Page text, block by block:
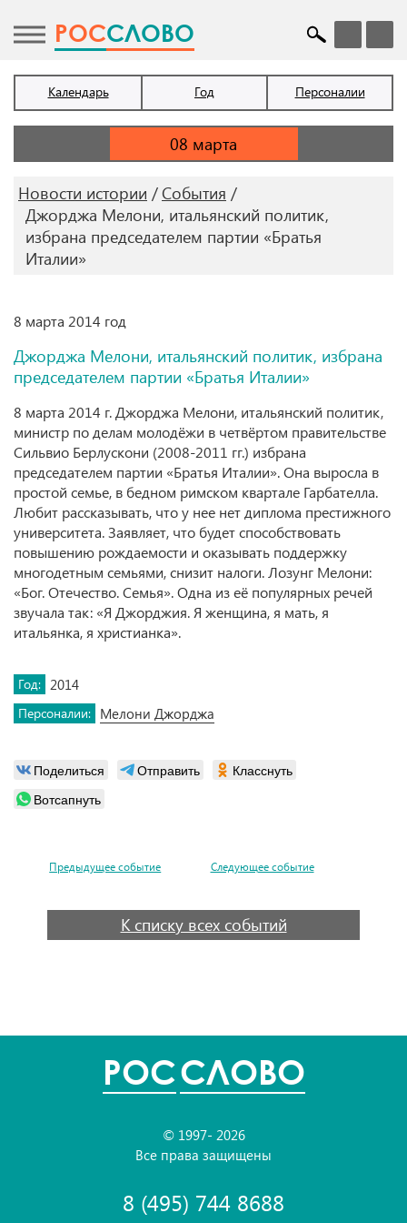
POCСЛОВО
Календарь Год Персоналии
Новости истории
События
Джорджа Мелони, итальянский политик,
избрана председателем партии «Братья
Италии»
8 марта 2014 год
Джорджа Мелони, итальянский политик, избрана
председателем партии «Братья Италии»
8 марта 2014 г. Джорджа Мелони, итальянский политик,
министр по делам молодёжи в четвёртом правительстве
Сильвио Берлускони (2008-2011 гг.) избрана
председателем партии «Братья Италии». Она выросла в
простой семье, в бедном римском квартале Гарбателла.
Любит рассказывать, что у нее нет диплома престижного
университета. Заявляет, что будет способствовать
повышению рождаемости и оказывать поддержку
многодетным семьями, снизит налоги. Лозунг Мелони:
«Бог. Отечество. Семья». Одна из её популярных речей
звучала так: «Я Джорджия. Я женщина, я мать, я
итальянка, я христианка».
Год: 2014
Персоналии: Мелони Джорджа
Поделиться Отправить
Класснуть
Вотсапнуть
Предыдущее событие Следующее событие
К списку всех событий
POCСЛОВО
© 1997- 2026
Все права защищены
8 (495) 744 8688